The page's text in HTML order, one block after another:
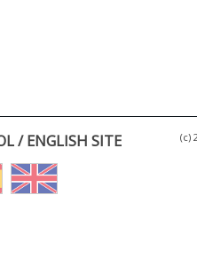
/ ENGLISH SITE
(c)